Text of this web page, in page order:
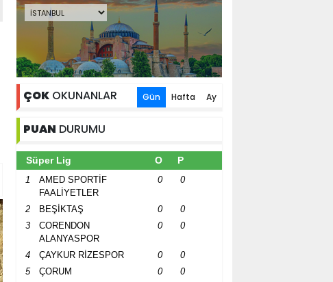
ÇOK OKUNANLAR Gün Hafta Ay
PUAN DURUMU
Süper Lig O P
1
AMED SPORTİF
FAALİYETLER
0 0
2 BEŞİKTAŞ 0
0
3
CORENDON
ALANYASPOR
0 0
4 ÇAYKUR RİZESPOR 0
0
5
ÇORUM 0
0